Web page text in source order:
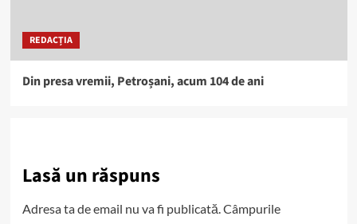
REDACȚIA
Din presa vremii, Petroșani, acum 104 de ani
Lasă un răspuns
Adresa ta de email nu va fi publicată.Câmpurile